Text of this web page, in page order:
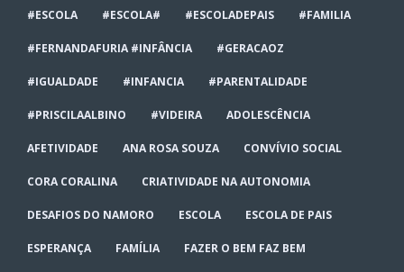
#ESCOLA #ESCOLA# #ESCOLADEPAIS #FAMILIA
#FERNANDAFURIA #INFÂNCIA #GERACAOZ
#IGUALDADE #INFANCIA #PARENTALIDADE
#PRISCILAALBINO #VIDEIRA ADOLESCÊNCIA
AFETIVIDADE ANA ROSA SOUZA CONVÍVIO SOCIAL
CORA CORALINA CRIATIVIDADE NA AUTONOMIA
DESAFIOS DO NAMORO ESCOLA ESCOLA DE PAIS
ESPERANÇA FAMÍLIA FAZER O BEM FAZ BEM